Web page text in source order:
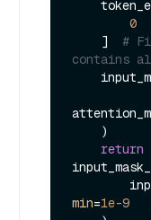
0
    ]
#
contains
return
min=1e-9